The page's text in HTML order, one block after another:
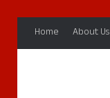
Home About Us